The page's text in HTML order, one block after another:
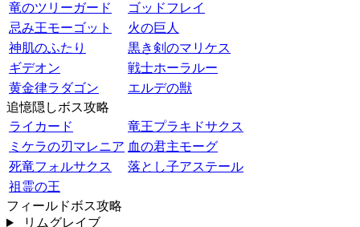
竜のツリーガード
ゴッドフレイ
忌み王モーゴット
火の巨人
神肌のふたり
黒き剣のマリケス
ギデオン
戦士ホーラルー
黄金律ラダゴン
エルデの獣
追憶隠しボス攻略
ライカード
竜王プラキドサクス
ミケラの刃マレニア 血の君主モーグ
死竜フォルサクス
落とし子アステール
祖霊の王
フィールドボス攻略
リムグレイブ